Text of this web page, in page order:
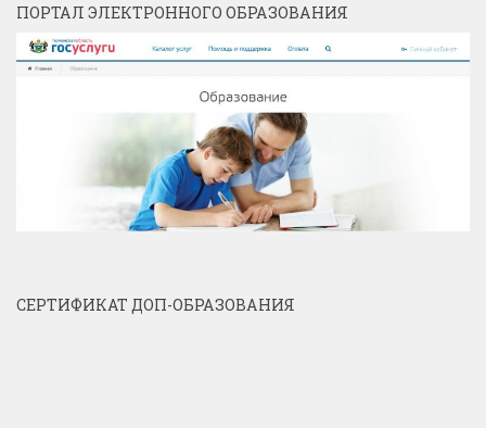
ПОРТАЛ ЭЛЕКТРОННОГО ОБРАЗОВАНИЯ
СЕРТИФИКАТ ДОП-ОБРАЗОВАНИЯ